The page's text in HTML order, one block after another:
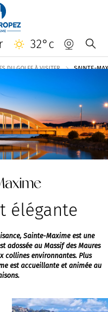
fr 32°c
DU GOLFE À VISITER SAINTE-
élégante
Sainte-Maxime est une
adossée au Massif des Maures
collines environnantes. Plus
est accueillante et animée au